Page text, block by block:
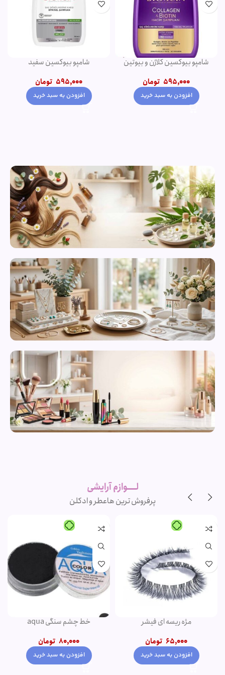
دئودورانت مردانه نوریتا مدل
320,000 تومان
افزودن به سبد خرید
شامپو فورت اصل
650,000 تومان550,000
افزودن به سبد خرید
محصولات
مراقبت از
پوست
برندلــــوازم آرایشی
پرفروش ترین هاعطر و ادکلن
-1%
پنکک مهرونا
تومان345,000
انتخاب گزینه ها
-20%
کرم پودر پمپی دتوکس نوت | پوشش
1,500,000 تومان
1,200,000
تومان
انتخاب گزینه ها